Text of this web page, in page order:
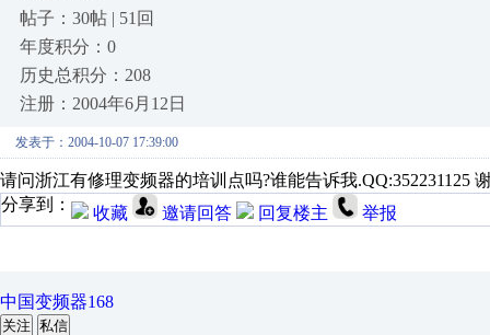
帖子：30帖 | 51回
年度积分：0
历史总积分：208
注册：2004年6月12日
发表于：2004-10-07 17:39:00
请问浙江有修理变频器的培训点吗?谁能告诉我.QQ:352231125
分享到：
收藏 邀请回答 回复楼主 举报
中国变频器168
关注 私信